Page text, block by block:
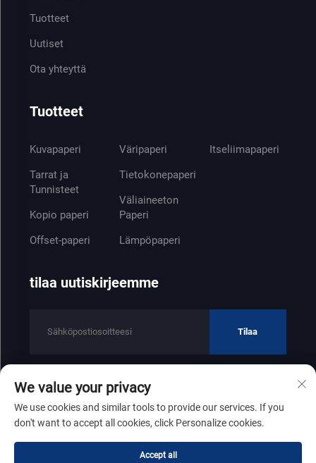
Tuotteet
Uutiset
Ota yhteyttä
Tuotteet
Kuvapaperi
Tarrat ja
Tunnisteet
Kopio paperi
Offset-paperi
Väripaperi
Tietokonepaperi
Väliaineeton
Paperi
Lämpöpaperi
Itseliimapaperi
tilaa uutiskirjeemme
Tilaa
Tekijänoikeus © 2025 Shandong Zhenfeng Paper Industry Co., Ltd
Tietosuojakäytäntö
Siirry ylös
We value your privacy
We use cookies and similar tools to provide our services. If you
don't want to accept all cookies, click Personalize cookies.
Accept all